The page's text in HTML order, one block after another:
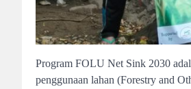
Program FOLU Net Sink 2030
penggunaan lahan (Forestry and